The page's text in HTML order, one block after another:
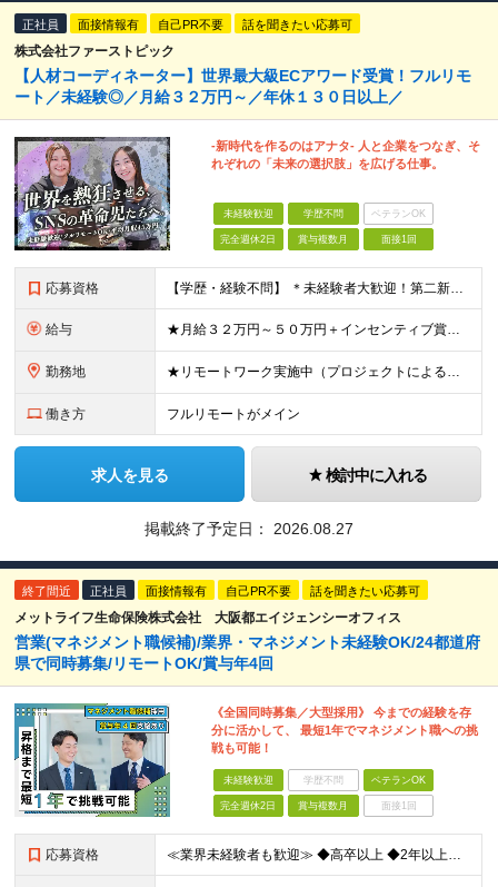
正社員 面接情報有 自己PR不要 話を聞きたい応募可
株式会社ファーストピック
【人材コーディネーター】世界最大級ECアワード受賞！フルリモ
ート／未経験◎／月給３２万円～／年休１３０日以上／
-新時代を作るのはアナタ- 人と企業をつなぎ、そ
れぞれの「未来の選択肢」を広げる仕事。
未経験歓迎 学歴不問 ベテランOK
完全週休2日 賞与複数月 面接1回
応募資格 【学歴・経験不問】 ＊未経験者大歓迎！第二新卒歓迎/充実研修/WEB面接可能＊ 「 営業ってなんとなく難しそう・・・ 」 「 AIとかSNSなんて分からない・・・ 」 という未経験の方でも安心して
給与 ★月給３２万円～５０万円＋インセンティブ賞与＋決算賞与★ （30時間の固定残業代、一律月54,750円を含む。超過分は支給） ※経験・スキルを考慮の上、決定 ※昇給：随時あり 【インセンティブについ
勤務地 ★リモートワーク実施中（プロジェクトによる） ※一部フルリモートあり 【本社】 東京都千代田区五番町4-8 日立五番町ビル 5F 【その他勤務先】 ・北海道札幌市中央区大通東 ・宮城県仙台市青葉区
働き方 フルリモートがメイン
求人を見る 検討中に入れる
掲載終了予定日： 2026.08.27
終了間近 正社員 面接情報有 自己PR不要 話を聞きたい応募可
メットライフ生命保険株式会社 大阪都エイジェンシーオフィス
営業(マネジメント職候補)/業界・マネジメント未経験OK/24都道府
県で同時募集/リモートOK/賞与年4回
《全国同時募集／大型採用》 今までの経験を存
分に活かして、 最短1年でマネジメント職への挑
戦も可能！
未経験歓迎 学歴不問 ベテランOK
完全週休2日 賞与複数月 面接1回
応募資格 ≪業界未経験者も歓迎≫ ◆高卒以上 ◆2年以上社会人経験がある方 ★業界経験や知識の有無ではなく、 「そのお客さまにとっての最善策を真剣に考える姿勢」や 「お客さまにベストまたはセカンドベストの施